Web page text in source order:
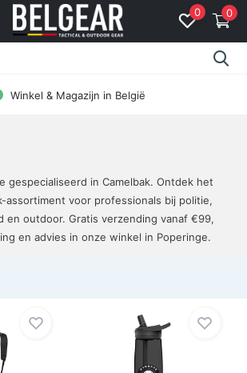
0 0
Winkel & Magazijn in België
gespecialiseerd in Camelbak. Ontdek het
assortiment voor professionals bij politie,
en outdoor. Gratis verzending vanaf €99,
en advies in onze winkel in Poperinge.